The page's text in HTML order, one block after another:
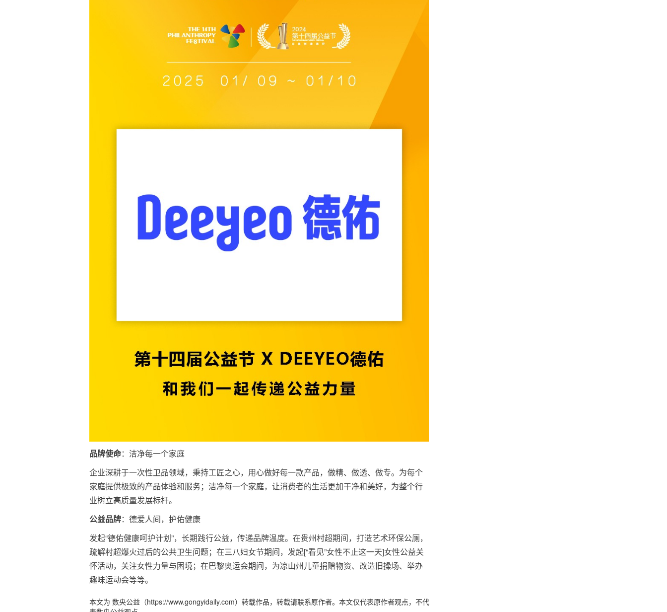
品牌使命：洁净每一个家庭
企业深耕于一次性卫品领域，秉持工匠之心，用心做好每一款产品，做精、做透、做专。为每个
家庭提供极致的产品体验和服务；洁净每一个家庭，让消费者的生活更加干净和美好，为整个行
业树立高质量发展标杆。
公益品牌：德爱人间，护佑健康
发起“德佑健康呵护计划”，长期践行公益，传递品牌温度。在贵州村超期间，打造艺术环保公厕，
疏解村超爆火过后的公共卫生问题；在三八妇女节期间，发起[“看见”女性不止这一天]女性公益关
怀活动，关注女性力量与困境；在巴黎奥运会期间，为凉山州儿童捐赠物资、改造旧操场、举办
趣味运动会等等。
本文为 数央公益（https://www.gongyidaily.com）转载作品，转载请联系原作者。本文仅代表原作者观点，不代